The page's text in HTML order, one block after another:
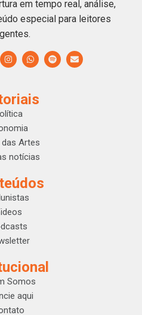
em tempo real, análise,
especial para leitores
das Artes
notícias
Somos
aqui